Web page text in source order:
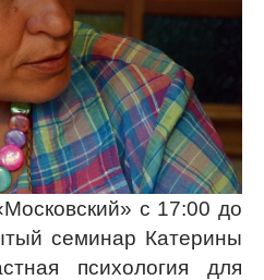
с 17:00 до
семинар Катерины
психология для